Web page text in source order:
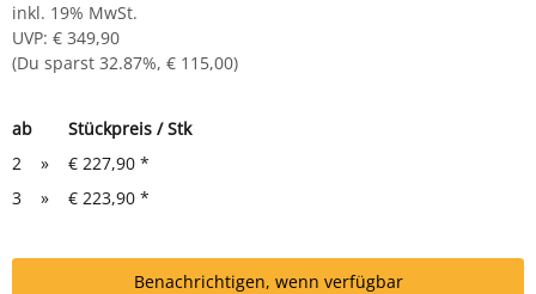
Komplett verschweißter Korpus - sofort einsatzbereit
robust, langlebig, pflegeleicht
inkl. 19% MwSt.
UVP: € 349,90
(Du sparst 32.87%, € 115,00)
ab
Stückpreis / Stk
2
» € 227,90 *
3
» € 223,90 *
Benachrichtigen, wenn verfügbar